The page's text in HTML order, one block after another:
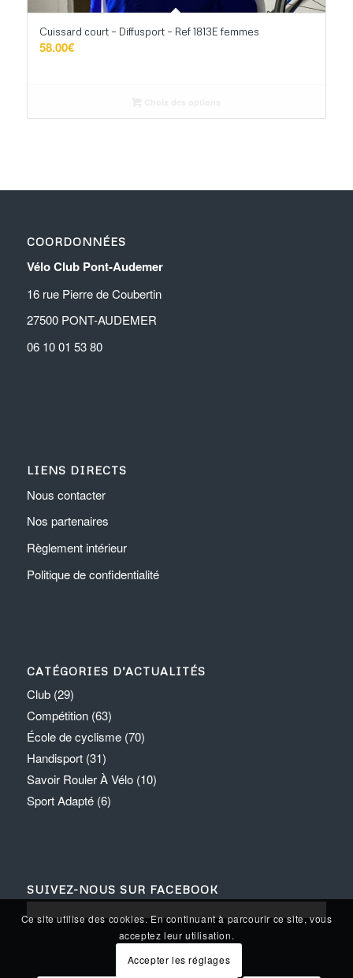
Cuissard court – Diffusport – Ref 1813E femmes
58.00€
COORDONNÉES
Vélo Club Pont-Audemer
16 rue Pierre de Coubertin
27500 PONT-AUDEMER
06 10 01 53 80
LIENS DIRECTS
Nous contacter
Nos partenaires
Règlement intérieur
Politique de confidentialité
CATÉGORIES D’ACTUALITÉS
Club(29)
Compétition(63)
École de cyclisme(70)
Handisport(31)
Savoir Rouler À Vélo(10)
Sport Adapté(6)
SUIVEZ-NOUS SUR FACEBOOK
Ce site utilise des cookies. En continuant à parcourir ce site, vous
acceptez leur utilisation.
Accepter les réglages